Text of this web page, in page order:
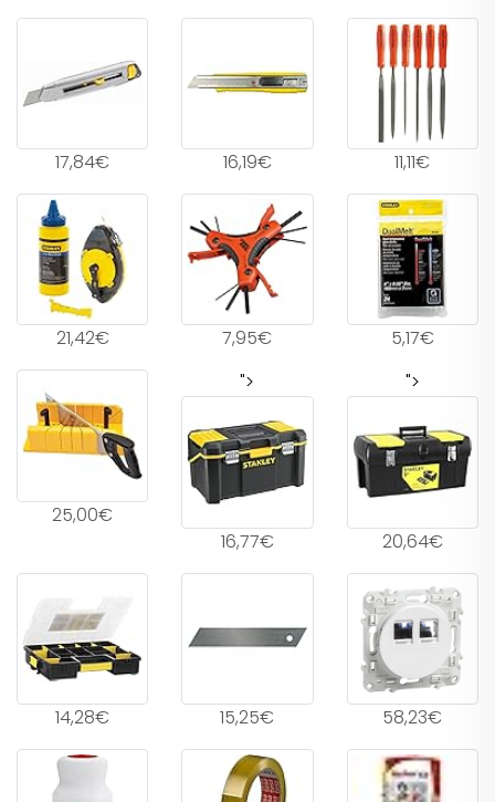
17,84€ 16,19€ 11,11€
21,42€ 7,95€ 5,17€
25,00€
">
16,77€
">
20,64€
14,28€ 15,25€ 58,23€